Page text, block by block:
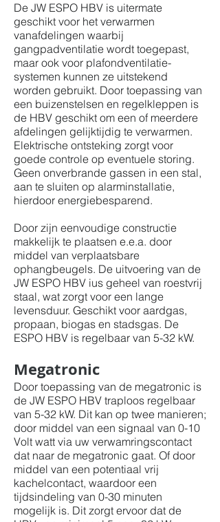
De JW ESPO HBV is uitermate
geschikt voor het verwarmen
vanafdelingen waarbij
gangpadventilatie wordt toegepast,
maar ook voor plafondventilatie-
systemen kunnen ze uitstekend
worden gebruikt. Door toepassing van
een buizenstelsen en regelkleppen is
de HBV geschikt om een of meerdere
afdelingen gelijktijdig te verwarmen.
Elektrische ontsteking zorgt voor
goede controle op eventuele storing.
Geen onverbrande gassen in een stal,
aan te sluiten op alarminstallatie,
hierdoor energiebesparend.
Door zijn eenvoudige constructie
makkelijk te plaatsen e.e.a. door
middel van verplaatsbare
ophangbeugels. De uitvoering van de
JW ESPO HBV ius geheel van roestvrij
staal, wat zorgt voor een lange
levensduur. Geschikt voor aardgas,
propaan, biogas en stadsgas. De
ESPO HBV is regelbaar van 5-32 kW.
Megatronic
Door toepassing van de megatronic is
de JW ESPO HBV traploos regelbaar
van 5-32 kW. Dit kan op twee manieren;
door middel van een signaal van 0-10
Volt watt via uw verwamringscontact
dat naar de megatronic gaat. Of door
middel van een potentiaal vrij
kachelcontact, waardoor een
tijdsindeling van 0-30 minuten
mogelijk is. Dit zorgt ervoor dat de